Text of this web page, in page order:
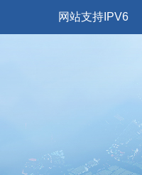
网站支持IPV6